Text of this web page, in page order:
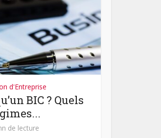
d'Entreprise
BIC ? Quels
de lecture